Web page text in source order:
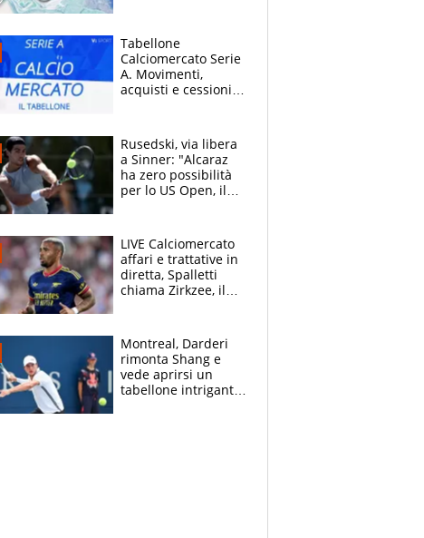
Tabellone
Calciomercato Serie
A. Movimenti,
acquisti e cessioni:
Rusedski, via libera
a Sinner: "Alcaraz
ha zero possibilità
per lo US Open, il
LIVE Calciomercato
affari e trattative in
diretta, Spalletti
chiama Zirkzee, il
Diaz
Montreal, Darderi
rimonta Shang e
vede aprirsi un
tabellone intrigante: